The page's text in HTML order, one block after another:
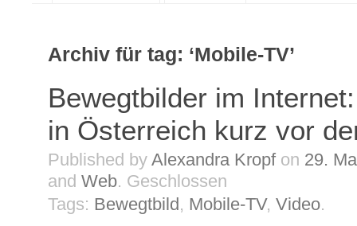
Archiv für tag: ‘Mobile-TV’
Bewegtbilder im
in Österreich kurz vor
Published by Alexandra Kropf on 29.
and Web. Geschlossen
Tags: Bewegtbild , Mobile-TV, Video.